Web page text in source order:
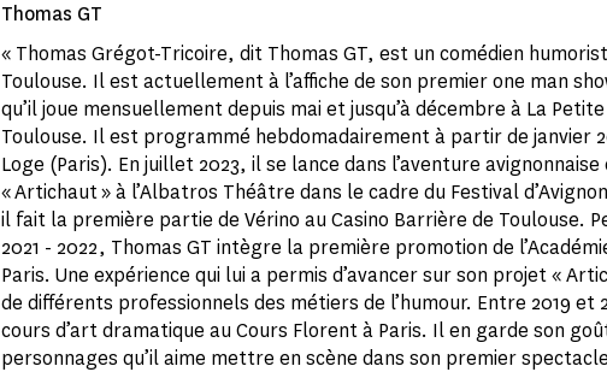
Thomas GT
« Thomas Grégot-Tricoire, dit Thomas GT, est un comédien
Toulouse. Il est actuellement à l’affiche de son premier one man
qu’il joue mensuellement depuis mai et jusqu’à décembre à La
Toulouse. Il est programmé hebdomadairement à partir de janvier
Loge (Paris). En juillet 2023, il se lance dans l’aventure avignonnaise
« Artichaut » à l’Albatros Théâtre dans le cadre du Festival
il fait la première partie de Vérino au Casino Barrière de Toulouse.
2021 - 2022, Thomas GT intègre la première promotion de
Paris. Une expérience qui lui a permis d’avancer sur son projet «
de différents professionnels des métiers de l’humour. Entre 2019 et
cours d’art dramatique au Cours Florent à Paris. Il en garde son
personnages qu’il aime mettre en scène dans son premier